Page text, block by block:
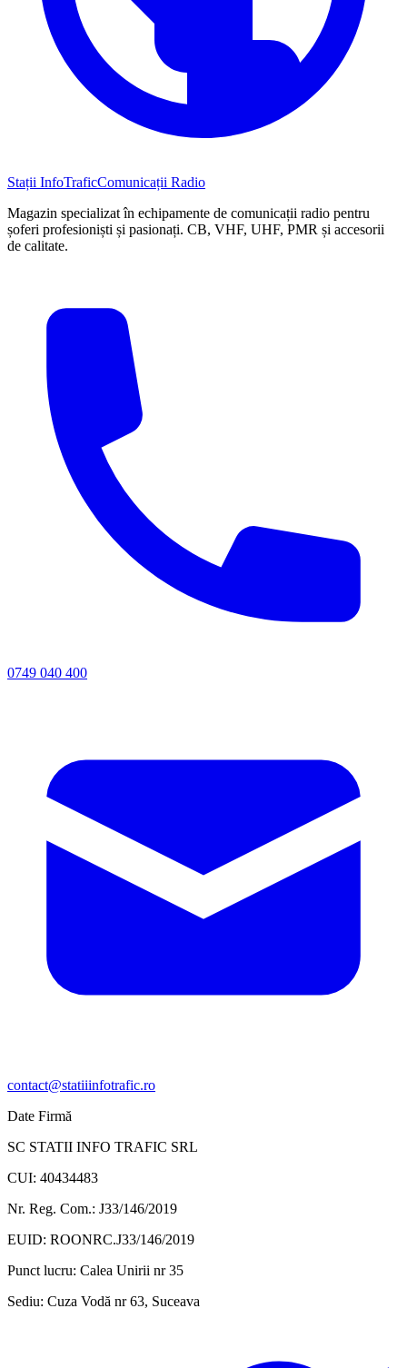
Stații InfoTraficComunicații Radio
Magazin specializat în echipamente de comunicații radio pentru
șoferi profesioniști și pasionați. CB, VHF, UHF, PMR și accesorii
de calitate.
0749 040 400
contact@statiiinfotrafic.ro
Date Firmă
SC STATII INFO TRAFIC SRL
CUI: 40434483
Nr. Reg. Com.: J33/146/2019
EUID: ROONRC.J33/146/2019
Punct lucru: Calea Unirii nr 35
Sediu: Cuza Vodă nr 63, Suceava